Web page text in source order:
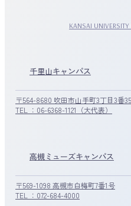
KANSAI
千里山キャンパス
〒564-8680 吹田市山手町3丁目3番
TEL ：06-6368-1121（大代表）
高槻ミューズキャンパス
〒569-1098 高槻市白梅町7番1号
TEL ：072-684-4000